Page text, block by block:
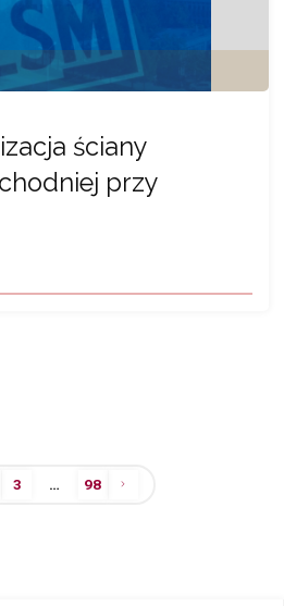
ściany
przy
3 … 98